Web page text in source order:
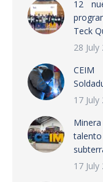
12
Teck
28 July
17 July
17 July